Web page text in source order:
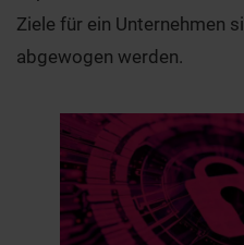
Ziele für ein Unternehmen
abgewogen werden.